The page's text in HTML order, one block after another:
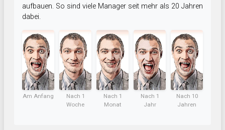
aufbauen. So sind viele Manager seit mehr als 20 Jahren
dabei.
Am Anfang
Nach 1
Woche
Nach 1
Monat
Nach 1
Jahr
Nach 10
Jahren